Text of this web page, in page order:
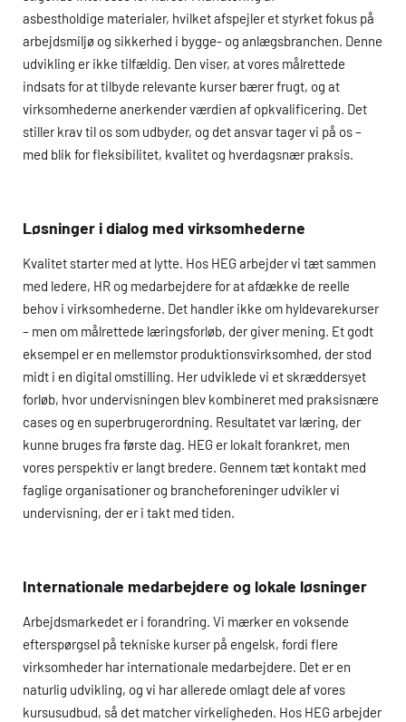
asbestholdige materialer, hvilket afspejler et styrket fokus på
arbejdsmiljø og sikkerhed i bygge- og anlægsbranchen. Denne
udvikling er ikke tilfældig. Den viser, at vores målrettede
indsats for at tilbyde relevante kurser bærer frugt, og at
virksomhederne anerkender værdien af opkvalificering. Det
stiller krav til os som udbyder, og det ansvar tager vi på os –
med blik for fleksibilitet, kvalitet og hverdagsnær praksis.
Løsninger i dialog med virksomhederne
Kvalitet starter med at lytte. Hos HEGarbejder vi tæt sammen
med ledere, HR og medarbejdere for at afdække de reelle
behov i virksomhederne. Det handler ikke om hyldevarekurser
– men om målrettede læringsforløb, der giver mening. Et godt
eksempel er en mellemstor produktionsvirksomhed, der stod
midt i en digital omstilling. Her udviklede vi et skræddersyet
forløb, hvor undervisningen blev kombineret med praksisnære
cases og en superbrugerordning. Resultatet var læring, der
kunne bruges fra første dag. HEG er lokalt forankret, men
vores perspektiv er langt bredere. Gennem tæt kontakt med
faglige organisationer og brancheforeninger udvikler vi
undervisning, der er i takt med tiden.
Internationale medarbejdere og lokale løsninger
Arbejdsmarkedet er i forandring. Vi mærker en voksende
efterspørgsel på tekniske kurser på engelsk, fordi flere
virksomheder har internationale medarbejdere. Det er en
naturlig udvikling, og vi har allerede omlagt dele af vores
kursusudbud, så det matcher virkeligheden. Hos HEGarbejder